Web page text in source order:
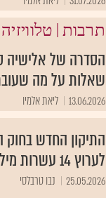
תרבות | טלוויזיה
הסדרה של אלישיה
שאלות על מה
13.06.2026 ליאת אלמיו
התיקון החדש בחוק
לערוץ 14 עשרות מיליונים
25.05.2026 נבו טרבלסי